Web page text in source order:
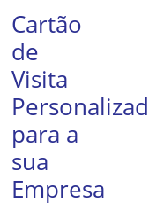
Cartão
de
Visita
para a
sua
Empresa